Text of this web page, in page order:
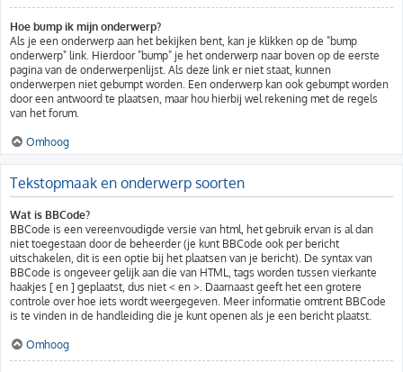
Hoe bump ik mijn onderwerp?
Als je een onderwerp aan het bekijken bent, kan je klikken op de "bump
onderwerp" link. Hierdoor "bump" je het onderwerp naar boven op de eerste
pagina van de onderwerpenlijst. Als deze link er niet staat, kunnen
onderwerpen niet gebumpt worden. Een onderwerp kan ook gebumpt worden
door een antwoord te plaatsen, maar hou hierbij wel rekening met de regels
van het forum.
Omhoog
Tekstopmaak en onderwerp soorten
Wat is BBCode?
BBCode is een vereenvoudigde versie van html, het gebruik ervan is al dan
niet toegestaan door de beheerder (je kunt BBCode ook per bericht
uitschakelen, dit is een optie bij het plaatsen van je bericht). De syntax van
BBCode is ongeveer gelijk aan die van HTML, tags worden tussen vierkante
haakjes [ en ] geplaatst, dus niet < en >. Daarnaast geeft het een grotere
controle over hoe iets wordt weergegeven. Meer informatie omtrent BBCode
is te vinden in de handleiding die je kunt openen als je een bericht plaatst.
Omhoog